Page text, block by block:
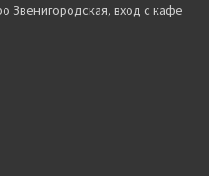
Звенигородская, вход с кафе